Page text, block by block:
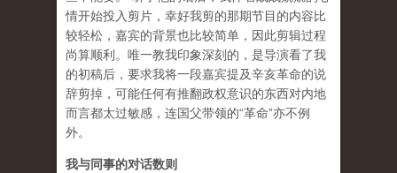
情开始投入剪片，幸好我剪的那期节目的内容比
较轻松，嘉宾的背景也比较简单，因此剪辑过程
尚算顺利。唯一教我印象深刻的，是导演看了我
的初稿后，要求我将一段嘉宾提及辛亥革命的说
辞剪掉，可能任何有推翻政权意识的东西对内地
而言都太过敏感，连国父带领的“革命”亦不例
外。
我与同事的对话数则